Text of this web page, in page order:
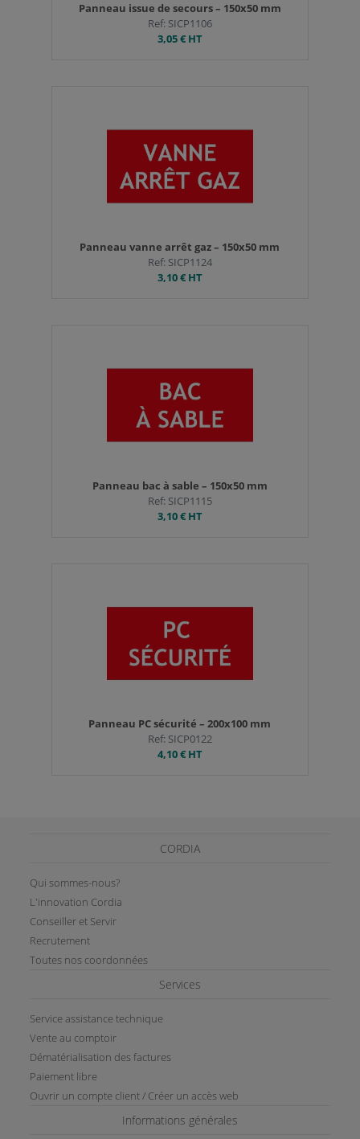
Panneau issue de secours – 150x50 mm
Ref: SICP1106
3,05 €HT
Panneau vanne arrêt gaz – 150x50 mm
Ref: SICP1124
3,10 €HT
Panneau bac à sable – 150x50 mm
Ref: SICP1115
3,10 €HT
Panneau PC sécurité – 200x100 mm
Ref: SICP0122
4,10 €HT
CORDIA
Qui sommes-nous?
L'innovation Cordia
Conseiller et Servir
Recrutement
Toutes nos coordonnées
Services
Service assistance technique
Vente au comptoir
Dématérialisation des factures
Paiement libre
Ouvrir un compte client / Créer un accès web
Informations générales